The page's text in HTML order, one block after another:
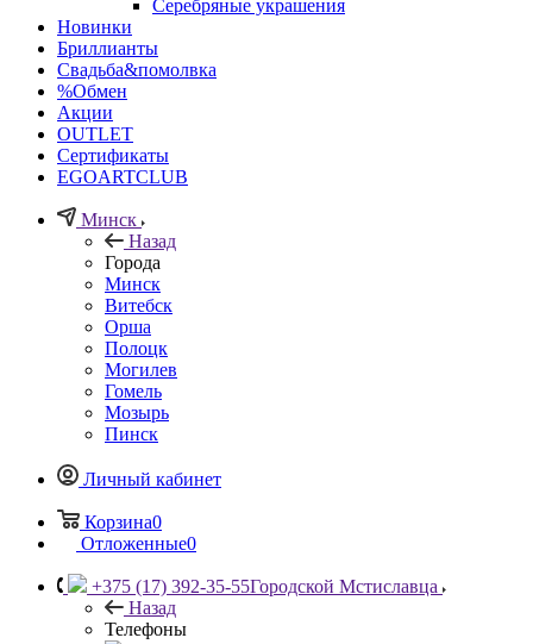
Серебряные украшения
Новинки
Бриллианты
Свадьба&помолвка
%Обмен
Акции
OUTLET
Сертификаты
EGOARTCLUB
Минск
Назад
Города
Минск
Витебск
Орша
Полоцк
Могилев
Гомель
Мозырь
Пинск
Личный кабинет
Корзина0
Отложенные0
+375 (17) 392-35-55Городской Мстиславца
Назад
Телефоны